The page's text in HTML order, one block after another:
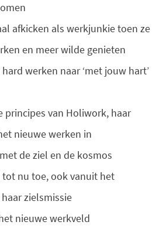
afkicken als werkjunkie toen ze
en meer wilde genieten
werken naar ‘met jouw hart’
principes van Holiwork, haar
nieuwe werken in
de ziel en de kosmos
tot nu toe, ook vanuit het
zielsmissie
nieuwe werkveld